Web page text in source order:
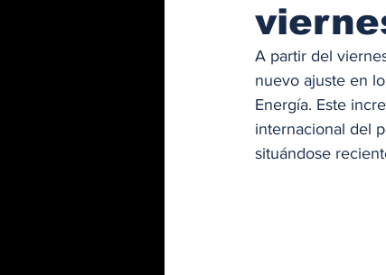
A partir del
nuevo ajuste en
Energía. Este
internacional del
situándose